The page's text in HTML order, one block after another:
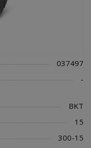
037497
-
BKT
15
300-15